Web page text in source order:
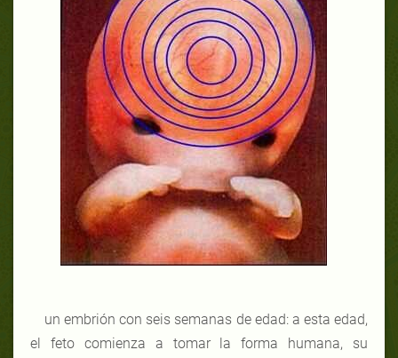
un embrión con seis semanas de edad: a esta edad,
el feto comienza a tomar la forma humana, su